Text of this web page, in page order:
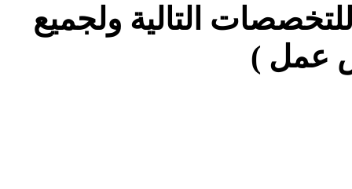
التالية ولجميع